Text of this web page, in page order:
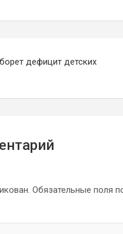
дефицит детских
Обязательные поля